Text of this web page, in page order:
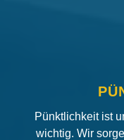
Pünktlichkeit ist
wichtig. Wir